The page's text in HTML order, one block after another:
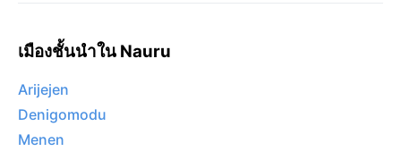
เมืองชั้นนำใน Nauru
Arijejen
Denigomodu
Menen